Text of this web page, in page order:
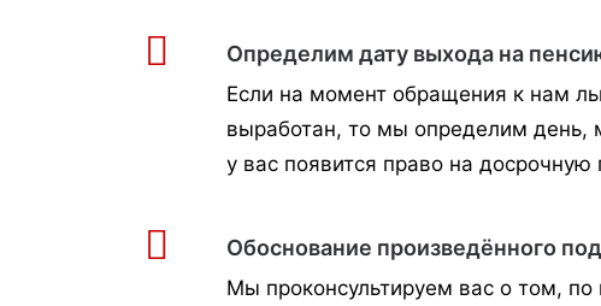
Определим дату выхода на
Если на момент обращения к нам
выработан, то мы определим день,
у вас появится право на досрочную
Обоснование произведённого
Мы проконсультируем вас о том, по